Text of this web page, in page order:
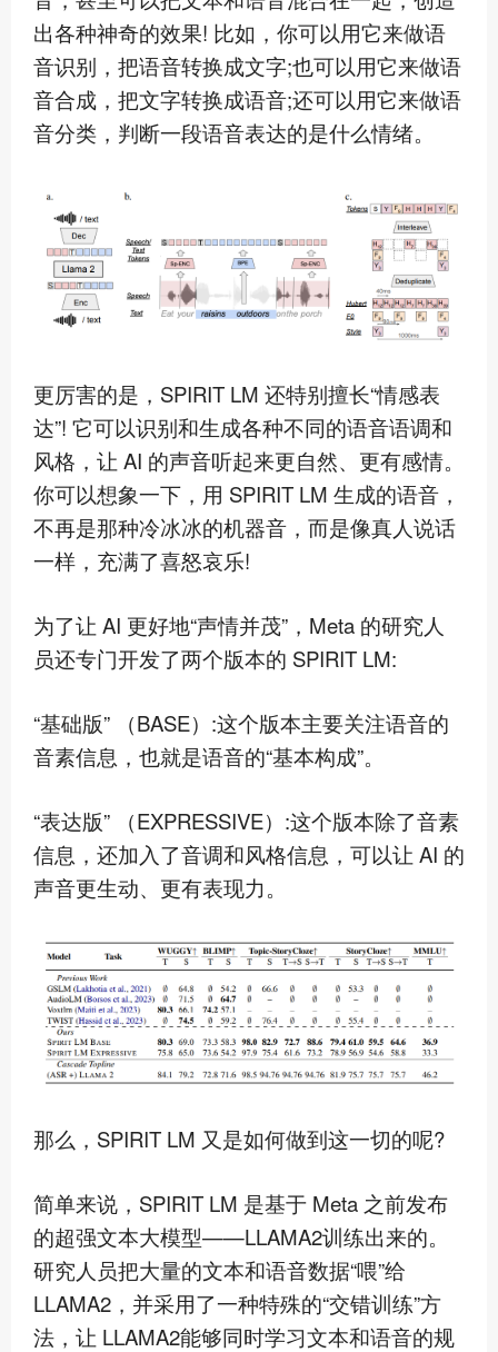
出各种神奇的效果! 比如，你可以用它来做语
音识别，把语音转换成文字;也可以用它来做语
音合成，把文字转换成语音;还可以用它来做语
音分类，判断一段语音表达的是什么情绪。
更厉害的是，SPIRIT LM 还特别擅长“情感表
达”! 它可以识别和生成各种不同的语音语调和
风格，让 AI 的声音听起来更自然、更有感情。
你可以想象一下，用 SPIRIT LM 生成的语音，
不再是那种冷冰冰的机器音，而是像真人说话
一样，充满了喜怒哀乐!
为了让 AI 更好地“声情并茂”，Meta 的研究人
员还专门开发了两个版本的 SPIRIT LM:
“基础版” （BASE）:这个版本主要关注语音的
音素信息，也就是语音的“基本构成”。
“表达版” （EXPRESSIVE）:这个版本除了音素
信息，还加入了音调和风格信息，可以让 AI 的
声音更生动、更有表现力。
那么，SPIRIT LM 又是如何做到这一切的呢?
简单来说，SPIRIT LM 是基于 Meta 之前发布
的超强文本大模型——LLAMA2训练出来的。
研究人员把大量的文本和语音数据“喂”给
LLAMA2，并采用了一种特殊的“交错训练”方
法，让 LLAMA2能够同时学习文本和语音的规